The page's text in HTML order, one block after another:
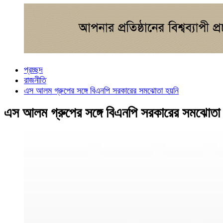
প্রচ্ছদ
রাজনীতি
এস আলম গ্রুপের সঙ্গে বিএনপি সরকারের সমঝোতা হয়নি
এস আলম গ্রুপের সঙ্গে বিএনপি সরকারের সমঝোতা